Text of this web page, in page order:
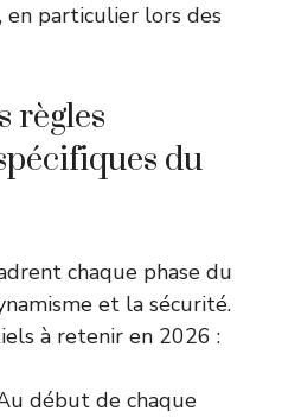
en particulier lors des
règles
du
chaque phase du
et la sécurité.
à retenir en 2026 :
début de chaque